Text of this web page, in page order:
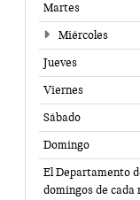
Martes
Miércoles
Jueves
Viernes
Sábado
Domingo
El Departamento
domingos de cada